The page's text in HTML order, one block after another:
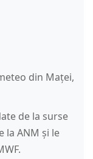
din Maței,
de la surse
la ANM și le